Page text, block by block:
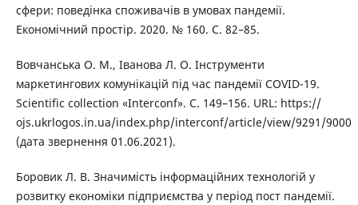
сфери: поведінка споживачів в умовах пандемії.
Економічний простір. 2020. № 160. С. 82–85.
Вовчанська О. М., Іванова Л. О. Інструменти
маркетингових комунікацій під час пандемії COVID-19.
Scientific collection «Interconf». С. 149–156. URL: https://
ojs.ukrlogos.in.ua/index.php/interconf/article/view/9291/9000
(дата звернення 01.06.2021).
Боровик Л. В. Значимість інформаційних технологій у
розвитку економіки підприємства у період пост пандемії.